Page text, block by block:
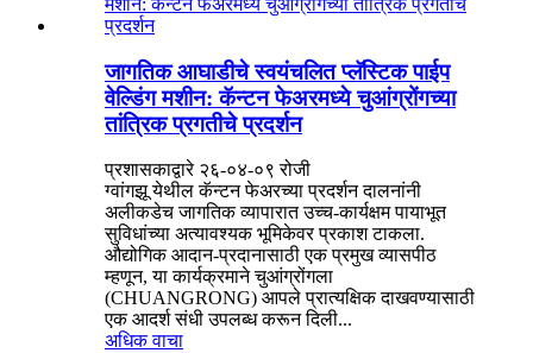
जागतिक आघाडीचे स्वयंचलित प्लॅस्टिक पाईप
वेल्डिंग मशीन: कॅन्टन फेअरमध्ये चुआंग्रोंगच्या
तांत्रिक प्रगतीचे प्रदर्शन
प्रशासकाद्वारे २६-०४-०९ रोजी
ग्वांगझू येथील कॅन्टन फेअरच्या प्रदर्शन दालनांनी
अलीकडेच जागतिक व्यापारात उच्च-कार्यक्षम पायाभूत
सुविधांच्या अत्यावश्यक भूमिकेवर प्रकाश टाकला.
औद्योगिक आदान-प्रदानासाठी एक प्रमुख व्यासपीठ
म्हणून, या कार्यक्रमाने चुआंग्रोंगला
(CHUANGRONG) आपले प्रात्यक्षिक दाखवण्यासाठी
एक आदर्श संधी उपलब्ध करून दिली...
अधिक वाचा